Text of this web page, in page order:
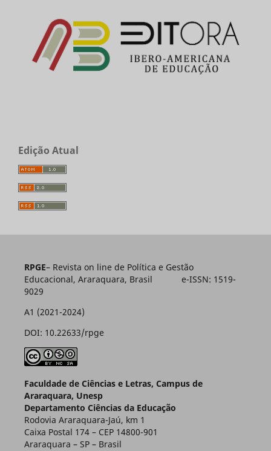
Edição Atual
RPGE– Revista on line de Política e Gestão
Educacional, Araraquara, Brasil e-ISSN: 1519-
9029
A1 (2021-2024)
DOI: 10.22633/rpge
Faculdade de Ciências e Letras, Campus de
Araraquara, Unesp
Departamento Ciências da Educação
Rodovia Araraquara-Jaú, km 1
Caixa Postal 174 – CEP 14800-901
Araraquara – SP – Brasil